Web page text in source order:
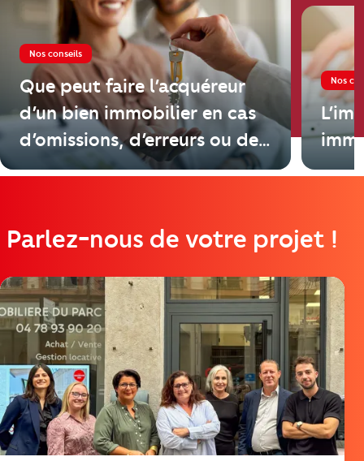
Nos conseils
Que peut faire l’acquéreur
d’un bien immobilier en cas
d’omissions, d’erreurs ou de
mensonges du vendeur ?
Nos
Parlez-nous de votre projet !
https://cutjhqvjma.cloudimg.io/_prod_/telemaque/